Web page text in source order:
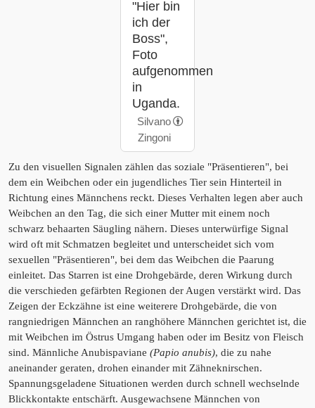
"Hier bin
ich der
Boss",
Foto
aufgenommen
in
Uganda.
Silvano
Zingoni
Zu den visuellen Signalen zählen das soziale "Präsentieren", bei
dem ein Weibchen oder ein jugendliches Tier sein Hinterteil in
Richtung eines Männchens reckt. Dieses Verhalten legen aber auch
Weibchen an den Tag, die sich einer Mutter mit einem noch
schwarz behaarten Säugling nähern. Dieses unterwürfige Signal
wird oft mit Schmatzen begleitet und unterscheidet sich vom
sexuellen "Präsentieren", bei dem das Weibchen die Paarung
einleitet. Das Starren ist eine Drohgebärde, deren Wirkung durch
die verschieden gefärbten Regionen der Augen verstärkt wird. Das
Zeigen der Eckzähne ist eine weiterere Drohgebärde, die von
rangniedrigen Männchen an ranghöhere Männchen gerichtet ist, die
mit Weibchen im Östrus Umgang haben oder im Besitz von Fleisch
sind. Männliche Anubispaviane (Papio anubis), die zu nahe
aneinander geraten, drohen einander mit Zähneknirschen.
Spannungsgeladene Situationen werden durch schnell wechselnde
Blickkontakte entschärft. Ausgewachsene Männchen von